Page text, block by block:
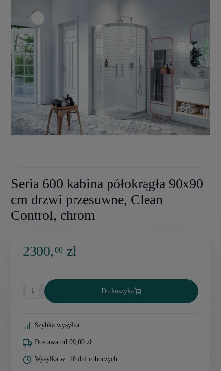
Seria 600 kabina półokrągła 90x90
cm drzwi przesuwne, Clean
Control, chrom
2300,00 zł
- + Do koszyka
Szybka wysyłka
Dostawa od 99,00 zł
Wysyłka w: 10 dni roboczych